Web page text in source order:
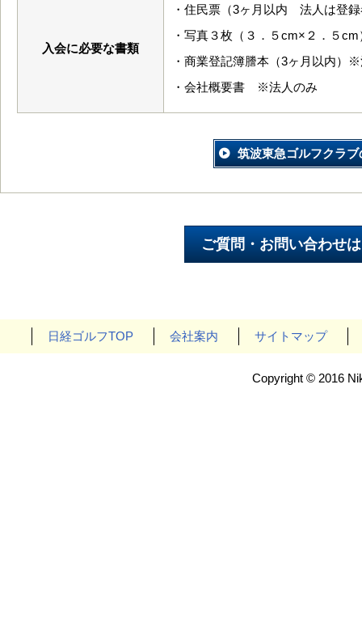
入会に必要な書類
・住民票（3ヶ月以内 法人は登
・写真３枚（３．５cm×２．５cm
・商業登記簿謄本（3ヶ月以内）
・会社概要書 ※法人のみ
筑波東急ゴルフクラ
日経ゴルフTOP 会社案内 サイトマップ
Copyright © 2016